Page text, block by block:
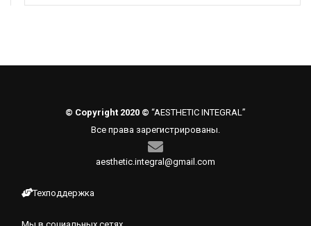
© Copyright 2020 © “AESTHETIC INTEGRAL”
Все права зарегистрированы.
aesthetic.integral@gmail.com
Техподдержка